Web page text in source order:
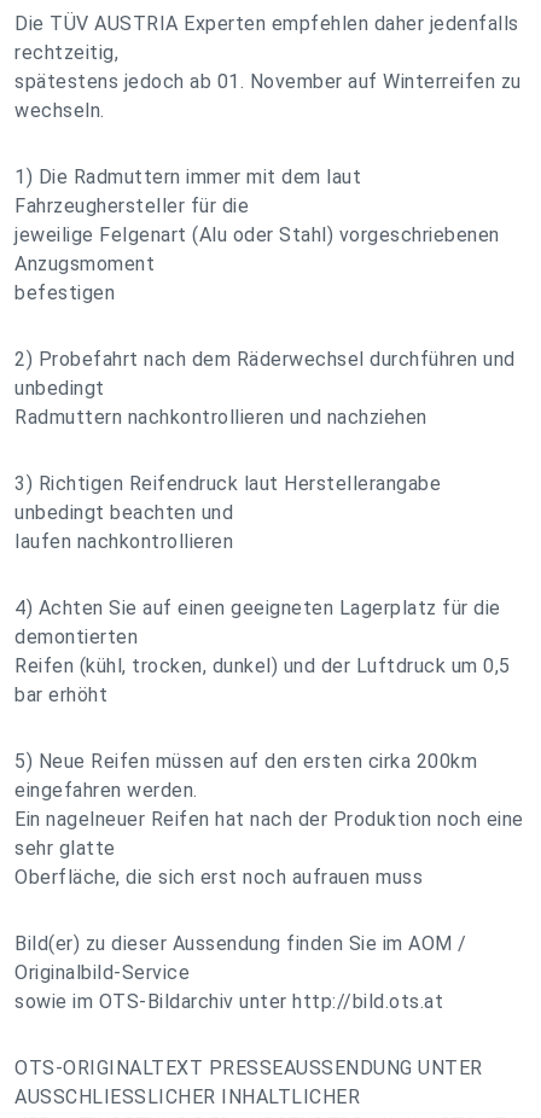
Die TÜV AUSTRIA Experten empfehlen daher jedenfalls
rechtzeitig,
spätestens jedoch ab 01. November auf Winterreifen zu
wechseln.
1) Die Radmuttern immer mit dem laut
Fahrzeughersteller für die
jeweilige Felgenart (Alu oder Stahl) vorgeschriebenen
Anzugsmoment
befestigen
2) Probefahrt nach dem Räderwechsel durchführen und
unbedingt
Radmuttern nachkontrollieren und nachziehen
3) Richtigen Reifendruck laut Herstellerangabe
unbedingt beachten und
laufen nachkontrollieren
4) Achten Sie auf einen geeigneten Lagerplatz für die
demontierten
Reifen (kühl, trocken, dunkel) und der Luftdruck um 0,5
bar erhöht
5) Neue Reifen müssen auf den ersten cirka 200km
eingefahren werden.
Ein nagelneuer Reifen hat nach der Produktion noch eine
sehr glatte
Oberfläche, die sich erst noch aufrauen muss
Bild(er) zu dieser Aussendung finden Sie im AOM /
Originalbild-Service
sowie im OTS-Bildarchiv unter http://bild.ots.at
OTS-ORIGINALTEXT PRESSEAUSSENDUNG UNTER
AUSSCHLIESSLICHER INHALTLICHER